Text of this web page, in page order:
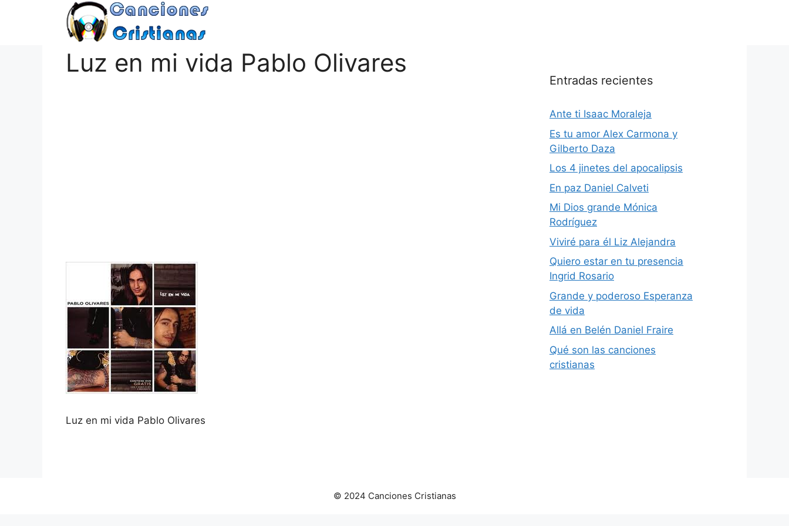
Luz en mi vida Pablo Olivares
Luz en mi vida Pablo Olivares
Entradas recientes
Ante ti Isaac Moraleja
Es tu amor Alex Carmona y
Gilberto Daza
Los 4 jinetes del apocalipsis
En paz Daniel Calveti
Mi Dios grande Mónica
Rodríguez
Viviré para él Liz Alejandra
Quiero estar en tu presencia
Ingrid Rosario
Grande y poderoso Esperanza
de vida
Allá en Belén Daniel Fraire
Qué son las canciones
cristianas
© 2024 Canciones Cristianas